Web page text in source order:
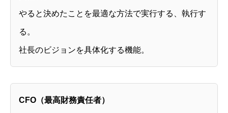
やると決めたことを最適な方法で実行する、執行す
る。
社長のビジョンを具体化する機能。
CFO（最高財務責任者）